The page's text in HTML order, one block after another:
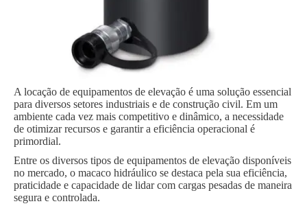
A locação de equipamentos de elevação é uma solução essencial
para diversos setores industriais e de construção civil. Em um
ambiente cada vez mais competitivo e dinâmico, a necessidade
de otimizar recursos e garantir a eficiência operacional é
primordial.
Entre os diversos tipos de equipamentos de elevação disponíveis
no mercado, o macaco hidráulico se destaca pela sua eficiência,
praticidade e capacidade de lidar com cargas pesadas de maneira
segura e controlada.